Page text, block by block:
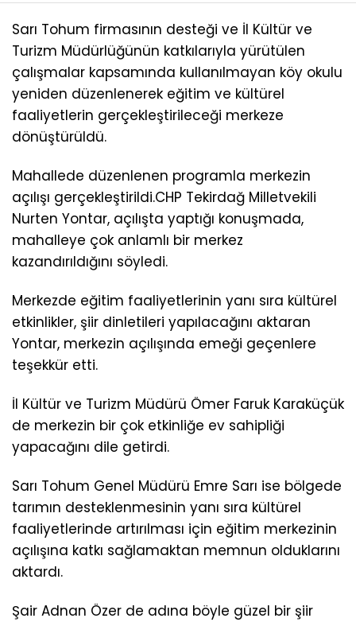
Sarı Tohum firmasının desteği ve İl Kültür ve
Turizm Müdürlüğünün katkılarıyla yürütülen
çalışmalar kapsamında kullanılmayan köy okulu
yeniden düzenlenerek eğitim ve kültürel
faaliyetlerin gerçekleştirileceği merkeze
dönüştürüldü.
Mahallede düzenlenen programla merkezin
açılışı gerçekleştirildi.CHP Tekirdağ Milletvekili
Nurten Yontar, açılışta yaptığı konuşmada,
mahalleye çok anlamlı bir merkez
kazandırıldığını söyledi.
Merkezde eğitim faaliyetlerinin yanı sıra kültürel
etkinlikler, şiir dinletileri yapılacağını aktaran
Yontar, merkezin açılışında emeği geçenlere
teşekkür etti.
İl Kültür ve Turizm Müdürü Ömer Faruk Karaküçük
de merkezin bir çok etkinliğe ev sahipliği
yapacağını dile getirdi.
Sarı Tohum Genel Müdürü Emre Sarı ise bölgede
tarımın desteklenmesinin yanı sıra kültürel
faaliyetlerinde artırılması için eğitim merkezinin
açılışına katkı sağlamaktan memnun olduklarını
aktardı.
Şair Adnan Özer de adına böyle güzel bir şiir